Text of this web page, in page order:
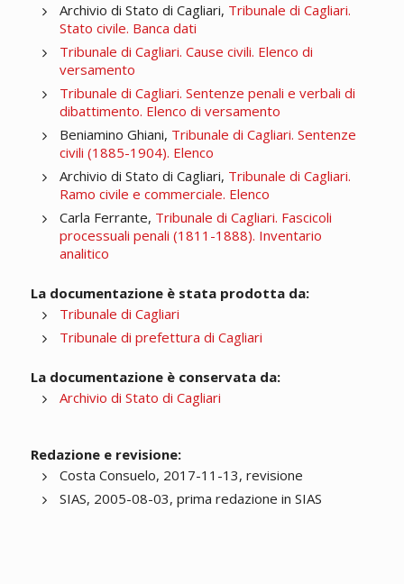
Archivio di Stato di Cagliari, Tribunale di Cagliari.
Stato civile. Banca dati
Tribunale di Cagliari. Cause civili. Elenco di
versamento
Tribunale di Cagliari. Sentenze penali e verbali di
dibattimento. Elenco di versamento
Beniamino Ghiani, Tribunale di Cagliari. Sentenze
civili (1885-1904). Elenco
Archivio di Stato di Cagliari, Tribunale di Cagliari.
Ramo civile e commerciale. Elenco
Carla Ferrante, Tribunale di Cagliari. Fascicoli
processuali penali (1811-1888). Inventario
analitico
La documentazione è stata prodotta da:
Tribunale di Cagliari
Tribunale di prefettura di Cagliari
La documentazione è conservata da:
Archivio di Stato di Cagliari
Redazione e revisione:
Costa Consuelo, 2017-11-13, revisione
SIAS, 2005-08-03, prima redazione in SIAS